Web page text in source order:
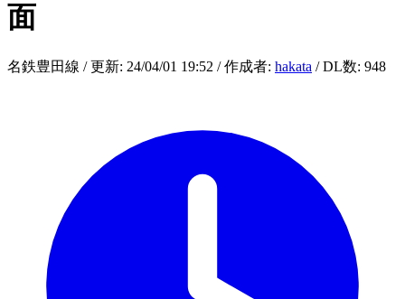
面
名鉄豊田線 / 更新: 24/04/01 19:52 / 作成者: hakata / DL数: 948